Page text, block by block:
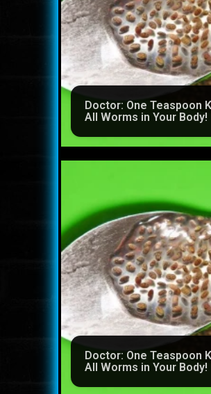
Doctor: One Teaspoon
All Worms in Your Body!
Doctor: One Teaspoon
All Worms in Your Body!